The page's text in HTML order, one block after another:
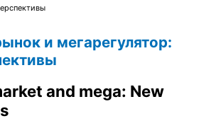
и мегарегулятор:
and mega: New